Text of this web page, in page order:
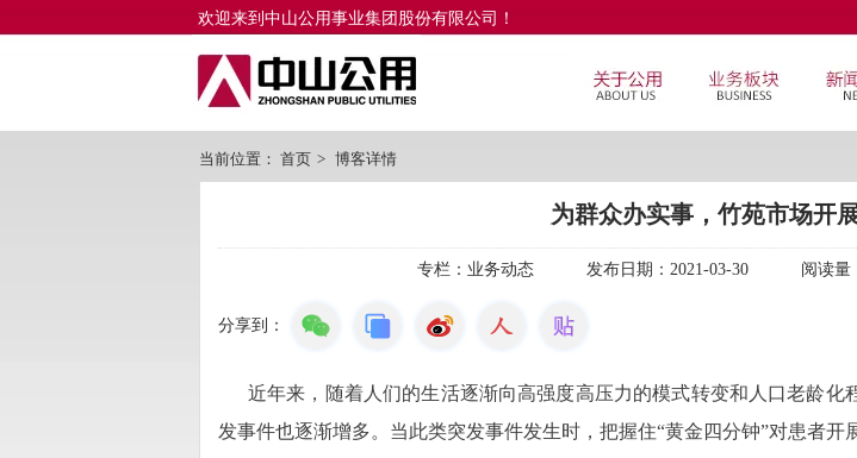
欢迎来到中山公用事业集团股份有限公司！
当前位置： 首页 > 博客详情
为群众办实事，竹苑市场开
专栏： 业务动态 发布日期： 2021-03-30 阅读量
分享到：
近年来，随着人们的生活逐渐向高强度高压力的模式转变和人口老龄
发事件也逐渐增多。当此类突发事件发生时，把握住“黄金四分钟”对患者开